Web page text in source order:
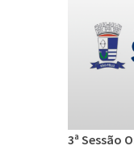
3ª Sessão